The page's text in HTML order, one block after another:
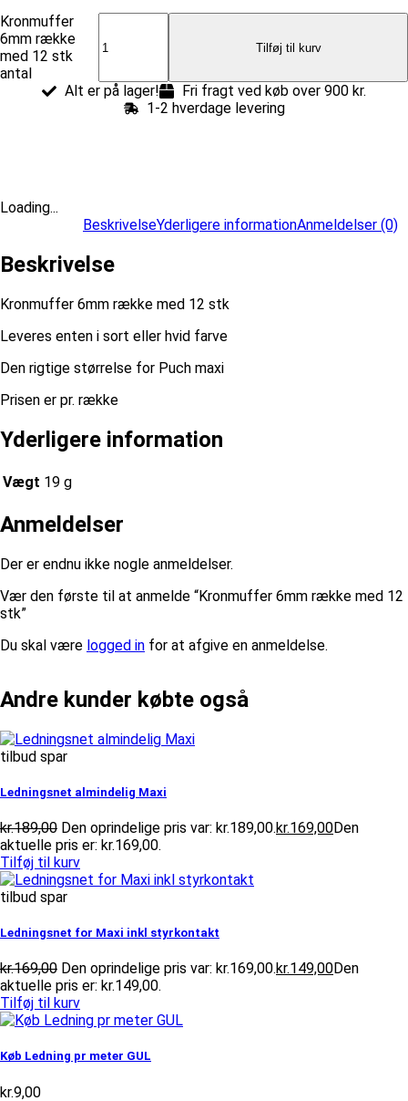
Kronmuffer
6mm række
med 12 stk
antal
Tilføj til kurv
Alt er på lager!
Fri fragt ved køb over 900 kr.
1-2 hverdage levering
Loading...
BeskrivelseYderligere informationAnmeldelser (0)
Beskrivelse
Kronmuffer 6mm række med 12 stk
Leveres enten i sort eller hvid farve
Den rigtige størrelse for Puch maxi
Prisen er pr. række
Yderligere information
Vægt 19 g
Anmeldelser
Der er endnu ikke nogle anmeldelser.
Vær den første til at anmelde “Kronmuffer 6mm række med 12
stk”
Du skal være logged in for at afgive en anmeldelse.
Andre kunder købte også
tilbud spar
Ledningsnet almindelig Maxi
kr.189,00 Den oprindelige pris var: kr.189,00.kr.169,00Den
aktuelle pris er: kr.169,00.
Tilføj til kurv
tilbud spar
Ledningsnet for Maxi inkl styrkontakt
kr.169,00 Den oprindelige pris var: kr.169,00.kr.149,00Den
aktuelle pris er: kr.149,00.
Tilføj til kurv
Køb Ledning pr meter GUL
kr.9,00